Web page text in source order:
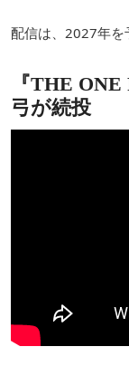
配信は、2027年を
『THE
弓が続投